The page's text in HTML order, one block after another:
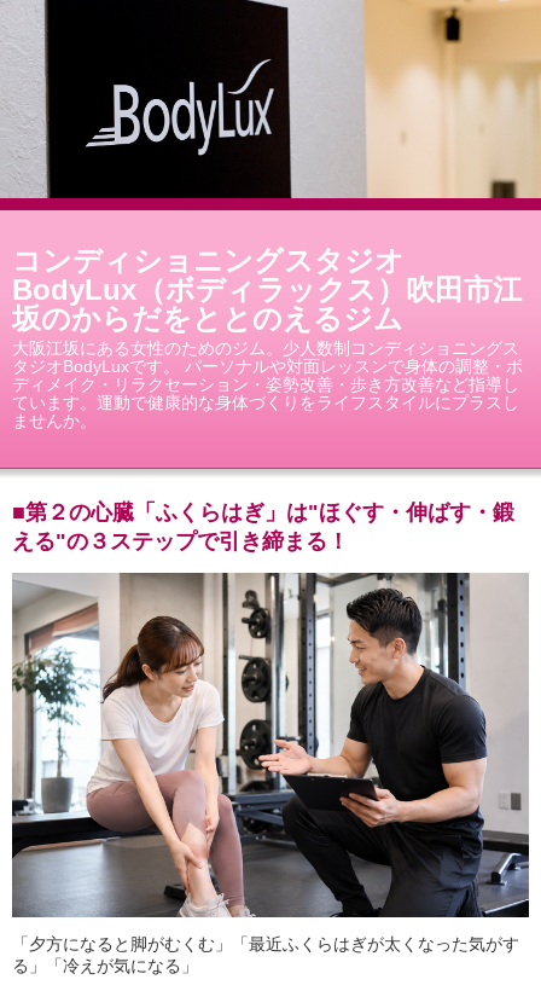
コンディショニングスタジオ
BodyLux（ボディラックス）吹田市江
坂のからだをととのえるジム
大阪江坂にある女性のためのジム。少人数制コンディショニングス
タジオBodyLuxです。 パーソナルや対面レッスンで身体の調整・ボ
ディメイク・リラクセーション・姿勢改善・歩き方改善など指導し
ています。運動で健康的な身体づくりをライフスタイルにプラスし
ませんか。
■第２の心臓「ふくらはぎ」は"ほぐす・伸ばす・鍛
える"の３ステップで引き締まる！
「夕方になると脚がむくむ」「最近ふくらはぎが太くなった気がす
る」「冷えが気になる」